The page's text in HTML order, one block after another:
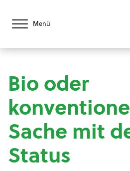
Menü
Bio oder
Sache mit
Status